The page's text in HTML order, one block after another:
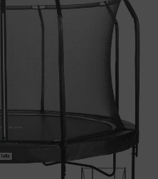
starken und stabilen Rahmen
außen pulverbeschichtet ist.
geformt, sodass du fantastische
Ein großartiges
mit langer Schürze
wird durch die stabilen Stangen,
sind, straff gespannt. Auf
dich immer sicher auf.
tolle Springerfahrung;